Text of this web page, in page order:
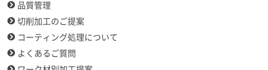
品質管理
切削加工のご提案
コーティング処理について
よくあるご質問